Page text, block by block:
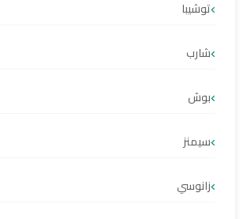
توشيبا
شارب
بوش
سيمنز
زانوسي